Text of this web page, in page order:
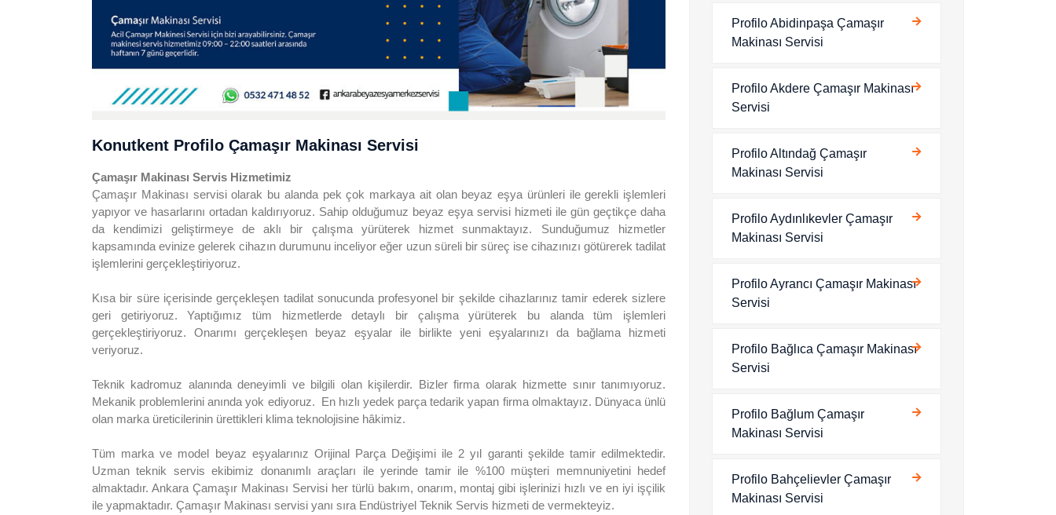
Konutkent Profilo Çamaşır Makinası Servisi
Çamaşır Makinası Servis Hizmetimiz
Çamaşır Makinası servisi olarak bu alanda pek çok markaya ait olan beyaz eşya ürünleri ile gerekli işlemleri
yapıyor ve hasarlarını ortadan kaldırıyoruz. Sahip olduğumuz beyaz eşya servisi hizmeti ile gün geçtikçe daha
da kendimizi geliştirmeye de aklı bir çalışma yürüterek hizmet sunmaktayız. Sunduğumuz hizmetler
kapsamında evinize gelerek cihazın durumunu inceliyor eğer uzun süreli bir süreç ise cihazınızı götürerek tadilat
işlemlerini gerçekleştiriyoruz.
Kısa bir süre içerisinde gerçekleşen tadilat sonucunda profesyonel bir şekilde cihazlarınız tamir ederek sizlere
geri getiriyoruz. Yaptığımız tüm hizmetlerde detaylı bir çalışma yürüterek bu alanda tüm işlemleri
gerçekleştiriyoruz. Onarımı gerçekleşen beyaz eşyalar ile birlikte yeni eşyalarınızı da bağlama hizmeti
veriyoruz.
Teknik kadromuz alanında deneyimli ve bilgili olan kişilerdir. Bizler firma olarak hizmette sınır tanımıyoruz.
Mekanik problemlerini anında yok ediyoruz. En hızlı yedek parça tedarik yapan firma olmaktayız. Dünyaca ünlü
olan marka üreticilerinin ürettikleri klima teknolojisine hâkimiz.
Tüm marka ve model beyaz eşyalarınız Orijinal Parça Değişimi ile 2 yıl garanti şekilde tamir edilmektedir.
Uzman teknik servis ekibimiz donanımlı araçları ile yerinde tamir ile %100 müşteri memnuniyetini hedef
almaktadır. Ankara Çamaşır Makinası Servisi her türlü bakım, onarım, montaj gibi işlerinizi hızlı ve en iyi işçilik
ile yapmaktadır. Çamaşır Makinası servisi yanı sıra Endüstriyel Teknik Servis hizmeti de vermekteyiz.
Profilo Abidinpaşa Çamaşır
Makinası Servisi
Profilo Akdere Çamaşır Makinası
Servisi
Profilo Altındağ Çamaşır
Makinası Servisi
Profilo Aydınlıkevler Çamaşır
Makinası Servisi
Profilo Ayrancı Çamaşır Makinası
Servisi
Profilo Bağlıca Çamaşır Makinası
Servisi
Profilo Bağlum Çamaşır
Makinası Servisi
Profilo Bahçelievler Çamaşır
Makinası Servisi